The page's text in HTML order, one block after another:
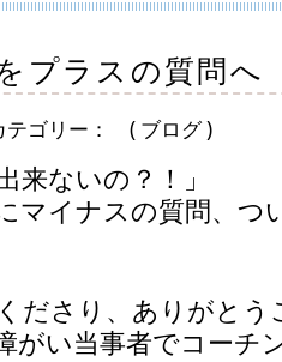
プラスの質問へ
テゴリー： ( ブログ )
来ないの？！」
マイナスの質問、
ださり、ありがとう
がい当事者でコーチ